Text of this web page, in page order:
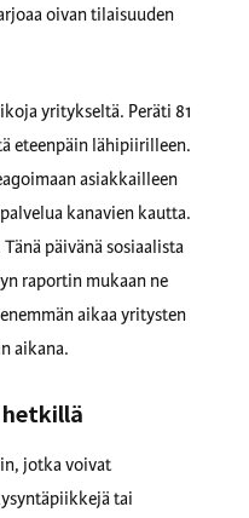
oivan tilaisuuden
yritykseltä. Peräti 81
eteenpäin lähipiirilleen.
asiakkailleen
kanavien kautta.
päivänä sosiaalista
raportin mukaan ne
aikaa yritysten
aikana.
jotka voivat
tai